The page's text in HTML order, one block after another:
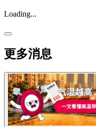
Loading...
更多消息